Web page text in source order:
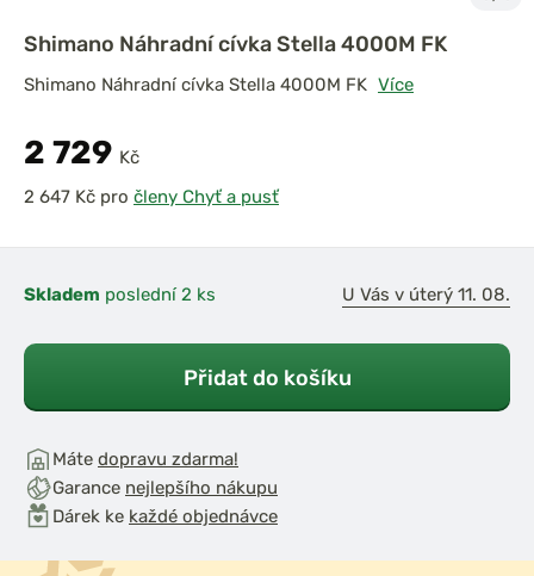
Shimano Náhradní cívka Stella 4000M FK
Shimano Náhradní cívka Stella 4000M FK Více
2 729 Kč
pro členy Chyť a pusť
Skladem poslední 2 ks U Vás v úterý 11. 08.
Přidat do košíku
Máte dopravu zdarma!
Garance nejlepšího nákupu
Dárek ke každé objednávce